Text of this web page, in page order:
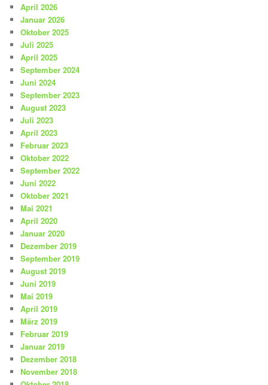
April 2026
Januar 2026
Oktober 2025
Juli 2025
April 2025
September 2024
Juni 2024
September 2023
August 2023
Juli 2023
April 2023
Februar 2023
Oktober 2022
September 2022
Juni 2022
Oktober 2021
Mai 2021
April 2020
Januar 2020
Dezember 2019
September 2019
August 2019
Juni 2019
Mai 2019
April 2019
März 2019
Februar 2019
Januar 2019
Dezember 2018
November 2018